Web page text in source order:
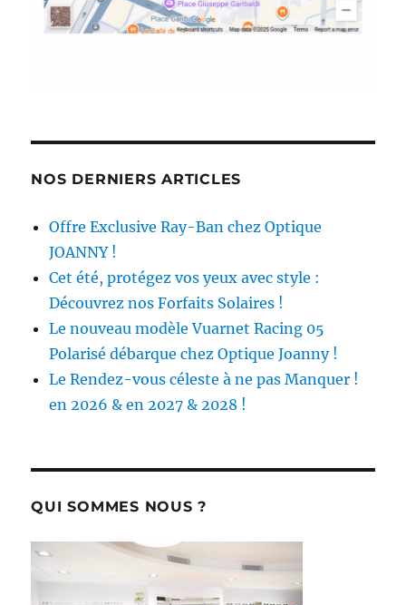
NOS DERNIERS ARTICLES
Offre Exclusive Ray-Ban chez Optique
JOANNY !
Cet été, protégez vos yeux avec style :
Découvrez nos Forfaits Solaires !
Le nouveau modèle Vuarnet Racing 05
Polarisé débarque chez Optique Joanny !
Le Rendez-vous céleste à ne pas Manquer !
en 2026 & en 2027 & 2028 !
QUI SOMMES NOUS ?